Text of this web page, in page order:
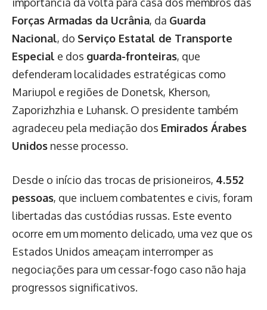
Forças Armadas da Ucrânia, da Guarda
Nacional, do Serviço Estatal de Transporte
Especial e dos guarda-fronteiras, que
defenderam localidades estratégicas como
Mariupol e regiões de Donetsk, Kherson,
Zaporizhzhia e Luhansk. O presidente também
agradeceu pela mediação dos Emirados Árabes
Unidos nesse processo.
Desde o início das trocas de prisioneiros, 4.552
pessoas, que incluem combatentes e civis, foram
libertadas das custódias russas. Este evento
ocorre em um momento delicado, uma vez que os
Estados Unidos ameaçam interromper as
negociações para um cessar-fogo caso não haja
progressos significativos.